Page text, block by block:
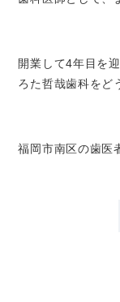
開業して4年目を
ろた哲哉歯科をど
福岡市南区の歯